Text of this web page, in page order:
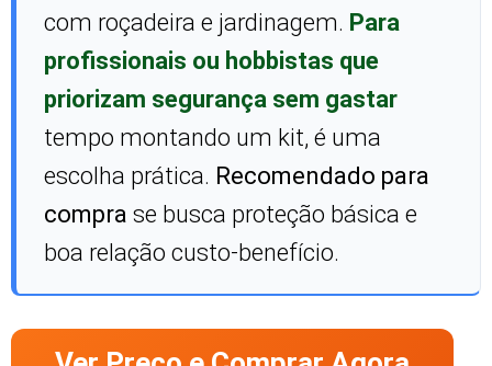
com roçadeira e jardinagem. Para
profissionais ou hobbistas que
priorizam segurança sem gastar
tempo montando um kit, é uma
escolha prática. Recomendado para
compra se busca proteção básica e
boa relação custo-benefício.